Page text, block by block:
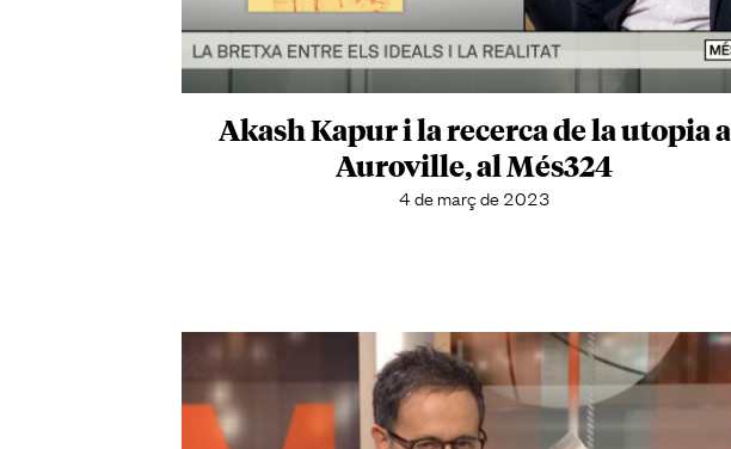
Akash Kapur i la recerca de la utopia a
Auroville, al Més324
4 de març de 2023